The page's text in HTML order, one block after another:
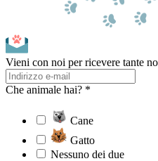
Vieni con noi per ricevere tante
Che animale hai? *
Cane
Gatto
Nessuno dei due